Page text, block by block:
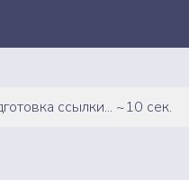
ссылки... ~10 сек.